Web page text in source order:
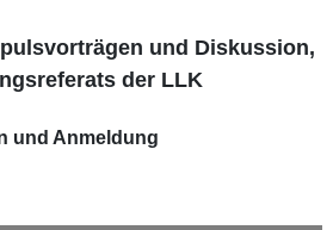
und Diskussion,
der LLK
und Anmeldung